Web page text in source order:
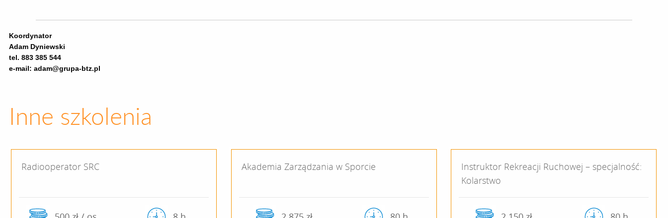
Koordynator
Adam Dyniewski
tel. 883 385 544
e-mail: adam@grupa-btz.pl
Inne szkolenia
Radiooperator SRC Akademia Zarządzania w Sporcie
Instruktor Rekreacji Ruchowej – specjalność:
Kolarstwo